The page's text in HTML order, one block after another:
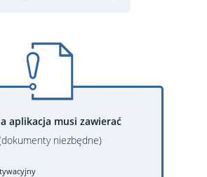
aplikacja musi zawierać
niezbędne)